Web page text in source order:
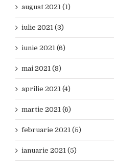
august 2021 (1)
iulie 2021 (3)
iunie 2021 (6)
mai 2021 (8)
aprilie 2021 (4)
martie 2021 (6)
februarie 2021 (5)
ianuarie 2021 (5)